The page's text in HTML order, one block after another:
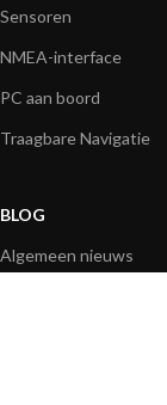
Sensoren
NMEA-interface
PC aan boord
Traagbare Navigatie
BLOG
Algemeen nieuws